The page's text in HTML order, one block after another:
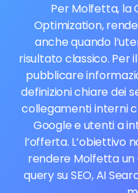
Per Molfetta, la
Optimization,
anche quando
risultato classico. Per
pubblicare
definizioni chiare dei
collegamenti interni
Google e utenti a
l’offerta. L’obiettivo
rendere Molfetta
query su SEO, AI